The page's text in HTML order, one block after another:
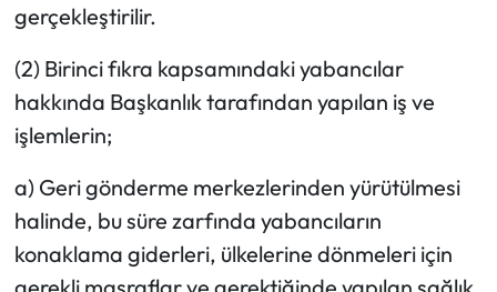
gerçekleştirilir.
(2) Birinci fıkra kapsamındaki yabancılar
hakkında Başkanlık tarafından yapılan iş ve
işlemlerin;
a) Geri gönderme merkezlerinden yürütülmesi
halinde, bu süre zarfında yabancıların
konaklama giderleri, ülkelerine dönmeleri için